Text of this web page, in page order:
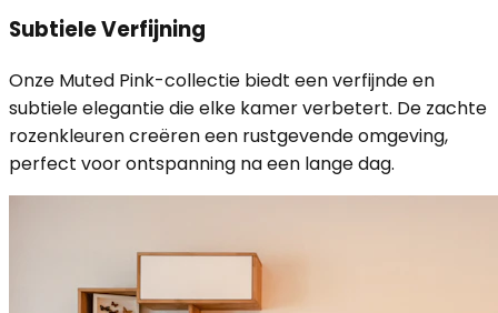
Subtiele Verfijning
Onze Muted Pink-collectie biedt een verfijnde en
subtiele elegantie die elke kamer verbetert. De zachte
rozenkleuren creëren een rustgevende omgeving,
perfect voor ontspanning na een lange dag.